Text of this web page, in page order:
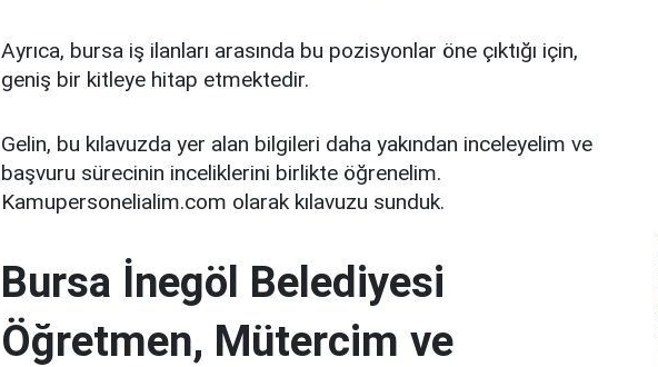
Ayrıca, bursa iş ilanları arasında bu pozisyonlar öne çıktığı için,
geniş bir kitleye hitap etmektedir.
Gelin, bu kılavuzda yer alan bilgileri daha yakından inceleyelim ve
başvuru sürecinin inceliklerini birlikte öğrenelim.
Kamupersonelialim.com olarak kılavuzu sunduk.
Bursa İnegöl Belediyesi
Öğretmen, Mütercim ve